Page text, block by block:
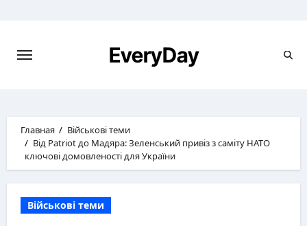
EveryDay
Главная
Військові теми
Від Patriot до Мадяра: Зеленський привіз з саміту НАТО
ключові домовленості для України
Військові теми